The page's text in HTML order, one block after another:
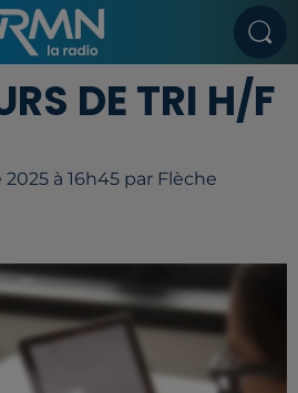
DE TRI H/F
à 16h45 par Flèche